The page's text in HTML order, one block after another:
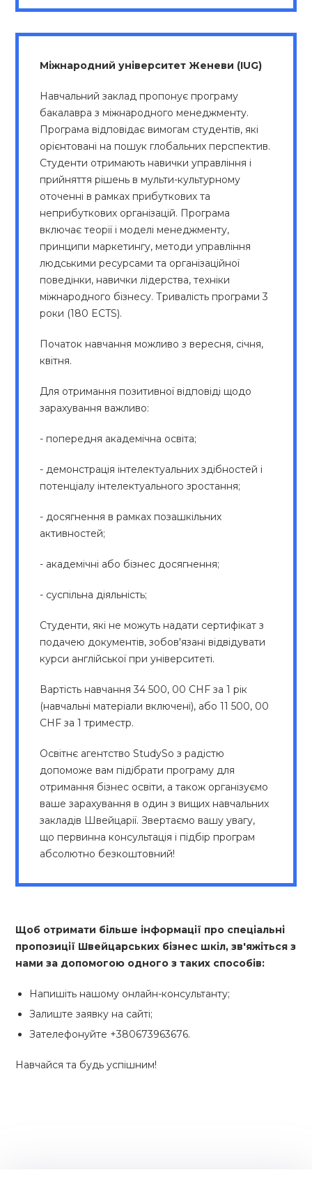
Міжнародний університет Женеви (IUG)
Навчальний заклад пропонує програму
бакалавра з міжнародного менеджменту.
Програма відповідає вимогам студентів, які
орієнтовані на пошук глобальних перспектив.
Студенти отримають навички управління і
прийняття рішень в мульти-культурному
оточенні в рамках прибуткових та
неприбуткових організацій. Програма
включає теорії і моделі менеджменту,
принципи маркетингу, методи управління
людськими ресурсами та організаційної
поведінки, навички лідерства, техніки
міжнародного бізнесу. Тривалість програми 3
роки (180 ECTS).
Початок навчання можливо з вересня, січня,
квітня.
Для отримання позитивної відповіді щодо
зарахування важливо:
- попередня академічна освіта;
- демонстрація інтелектуальних здібностей і
потенціалу інтелектуального зростання;
- досягнення в рамках позашкільних
активностей;
- академічні або бізнес досягнення;
- суспільна діяльність;
Студенти, які не можуть надати сертифікат з
подачею документів, зобов'язані відвідувати
курси англійської при університеті.
Вартість навчання 34 500, 00 CHF за 1 рік
(навчальні матеріали включені), або 11 500, 00
CHF за 1 триместр.
Освітнє агентство StudySo з радістю
допоможе вам підібрати програму для
отримання бізнес освіти, а також організуємо
ваше зарахування в один з вищих навчальних
закладів Швейцарії. Звертаємо вашу увагу,
що первинна консультація і підбір програм
абсолютно безкоштовний!
Щоб отримати більше інформації про спеціальні
пропозиції Швейцарських бізнес шкіл, зв'яжіться з
нами за допомогою одного з таких способів:
Напишіть нашому онлайн-консультанту;
Залиште заявку на сайті;
Зателефонуйте +380673963676.
Навчайся та будь успішним!